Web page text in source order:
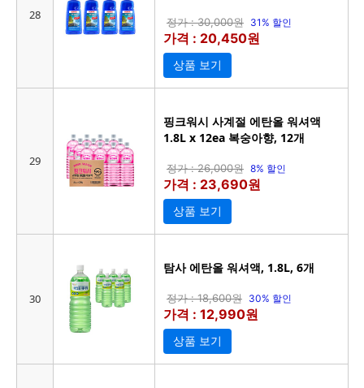
28
정가 : 30,000원 31% 할인
가격 : 20,450원
상품 보기
29
핑크워시 사계절 에탄올 워셔액
1.8L x 12ea 복숭아향, 12개
정가 : 26,000원 8% 할인
가격 : 23,690원
상품 보기
30
탐사 에탄올 워셔액, 1.8L, 6개
정가 : 18,600원 30% 할인
가격 : 12,990원
상품 보기